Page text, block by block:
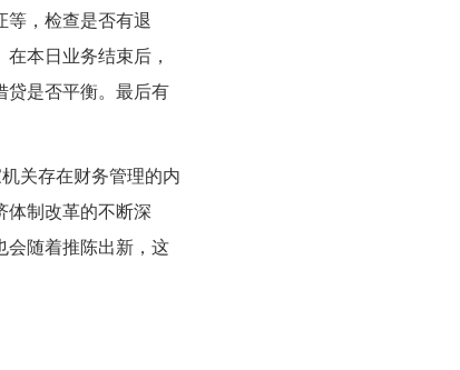
等，检查是否有退
本日业务结束后，
贷是否平衡。最后有
关存在财务管理的内
体制改革的不断深
会随着推陈出新，这